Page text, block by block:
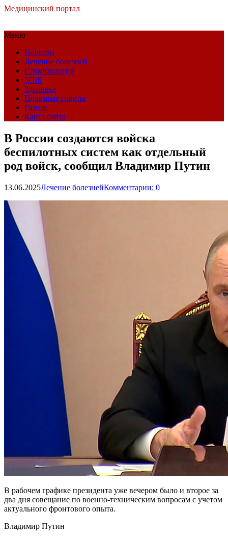
Медицинский портал
Меню
Новости
Лечение болезней
Стоматология
ЗОЖ
Здоровье
Полезные советы
Разное
Карта сайта
В России создаются войска
беспилотных систем как отдельный
род войск, сообщил Владимир Путин
13.06.2025Лечение болезнейКомментарии: 0
В рабочем графике президента уже вечером было и второе за
два дня совещание по военно-техническим вопросам с учетом
актуального фронтового опыта.
Владимир Путин